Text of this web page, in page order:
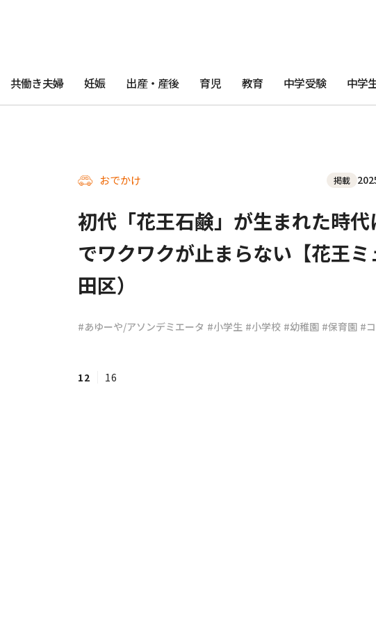
共働き夫婦 妊娠 出産・産後 育児 教育 中学受験 中学
おでかけ 掲載
初代「花王石鹸」が生まれた時
でワクワクが止まらない【花王
田区）
#あゆーや/アソンデミエータ #小学生 #小学校 #幼稚園 #保育園 #
12 16